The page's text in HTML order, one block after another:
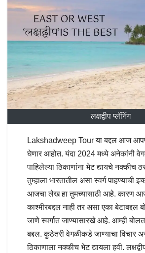
लक्षद्वीप प्लॅनिंग
Lakshadweep Tour या बद्दल आज
घेणार आहोत. यंदा 2024 मध्ये अनेकांनी
पाहिलेल्या ठिकाणांना भेट द्यायचे
तुम्हाला भारतातील असा स्वर्ग पाहण्याची
आजचा लेख हा तुमच्यासाठी आहे. कारण
काश्मीरबद्दल नाही तर असा एका
जाणे स्वर्गात जाण्यासारखे आहे. आम्ही बोलत
बद्दल. कुठेतरी वेगळीकडे जाण्याचा विचार
ठिकाणाला नक्कीच भेट द्यायला हवी.